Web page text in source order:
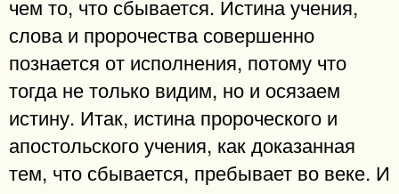
чем то, что сбывается. Истина учения,
слова и пророчества совершенно
познается от исполнения, потому что
тогда не только видим, но и осязаем
истину. Итак, истина пророческого и
апостольского учения, как доказанная
тем, что сбывается, пребывает во веке. И